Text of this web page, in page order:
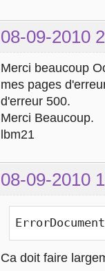
08-09-2010
Merci beaucoup
mes pages
d'erreur 500.
Merci Beaucoup.
lbm21
08-09-2010
Ca doit faire